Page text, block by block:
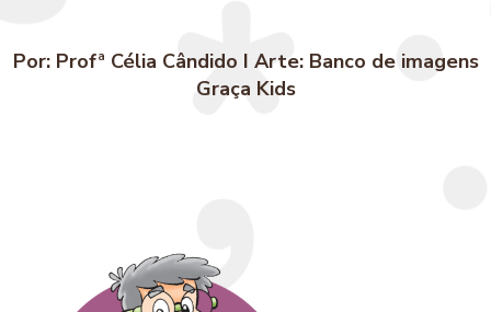
Por: Profª Célia Cândido I Arte: Banco de imagens
Graça Kids